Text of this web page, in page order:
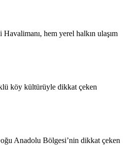
hem yerel halkın ulaşım
köy kültürüyle dikkat çeken
Anadolu Bölgesi’nin dikkat çeken